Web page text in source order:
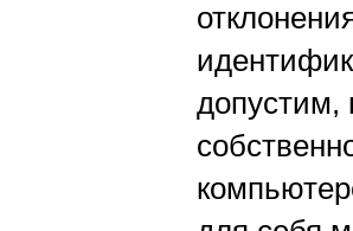
допустим,